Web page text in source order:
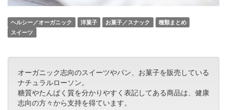
ヘルシー／オーガニック 洋菓子 お菓子／スナック
種類まとめ
スイーツ
オーガニック志向のスイーツやパン、お菓子を販売している
ナチュラルローソン。
糖質やたんぱく質を分かりやすく表記してある商品は、健康
志向の方々から支持を得ています。